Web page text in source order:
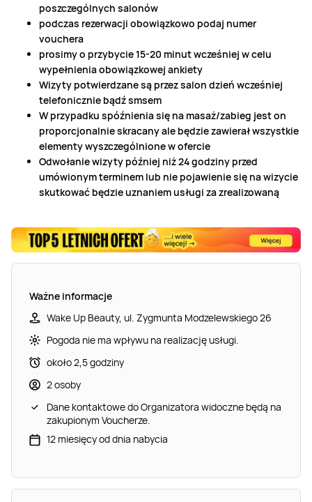
poszczególnych salonów
podczas rezerwacji obowiązkowo podaj numer
vouchera
prosimy o przybycie 15-20 minut wcześniej w celu
wypełnienia obowiązkowej ankiety
Wizyty potwierdzane są przez salon dzień wcześniej
telefonicznie bądź smsem
W przypadku spóźnienia się na masaż/zabieg jest on
proporcjonalnie skracany ale będzie zawierał wszystkie
elementy wyszczególnione w ofercie
Odwołanie wizyty później niż 24 godziny przed
umówionym terminem lub nie pojawienie się na wizycie
skutkować będzie uznaniem usługi za zrealizowaną
Ważne informacje
Wake Up Beauty, ul. Zygmunta Modzelewskiego 26
Pogoda nie ma wpływu na realizację usługi.
około 2,5 godziny
2 osoby
Dane kontaktowe do Organizatora widoczne będą na
zakupionym Voucherze.
12 miesięcy od dnia nabycia